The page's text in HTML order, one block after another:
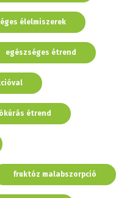
élelmiszerek
egészséges étrend
étrend
fruktóz malabszorpció